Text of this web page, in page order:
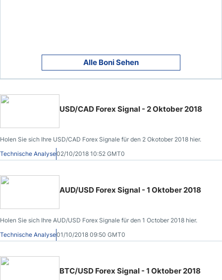
Alle Boni Sehen
USD/CAD Forex Signal - 2 Oktober 2018
Holen Sie sich Ihre USD/CAD Forex Signale für den 2 Okotober 2018 hier.
Technische Analyse02/10/2018 10:52 GMT0
AUD/USD Forex Signal - 1 Oktober 2018
Holen Sie sich Ihre AUD/USD Forex Signale für den 1 October 2018 hier.
Technische Analyse01/10/2018 09:50 GMT0
BTC/USD Forex Signal - 1 Oktober 2018